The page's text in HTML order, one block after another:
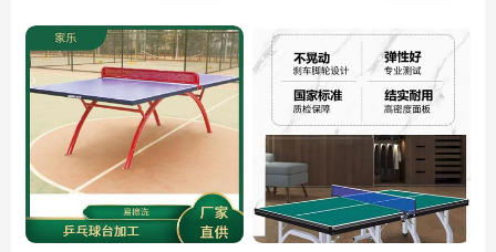
迪庆正规乒乓球台尺寸